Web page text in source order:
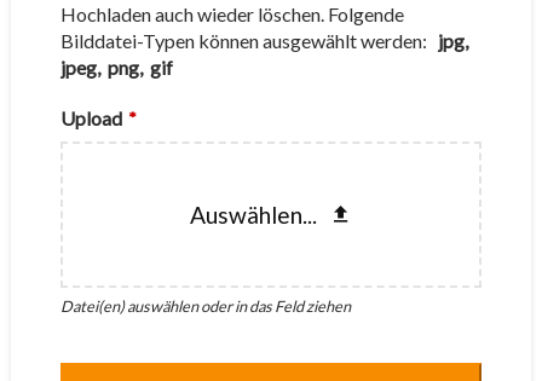
Hochladen auch wieder löschen. Folgende
Bilddatei-Typen können ausgewählt werden: jpg,
jpeg, png, gif
Upload *
Auswählen...
Datei(en) auswählen oder in das Feld ziehen